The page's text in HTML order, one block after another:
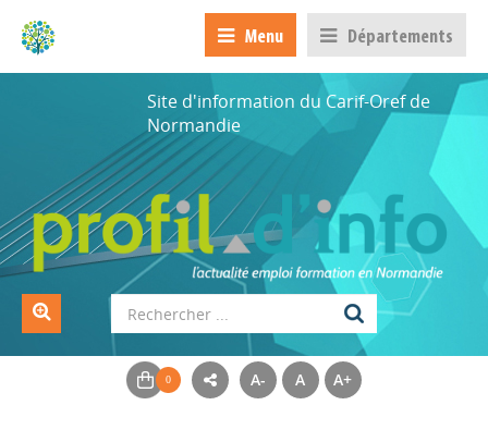
Menu Départements
Site d'information du Carif-Oref de
Normandie
A- A A+